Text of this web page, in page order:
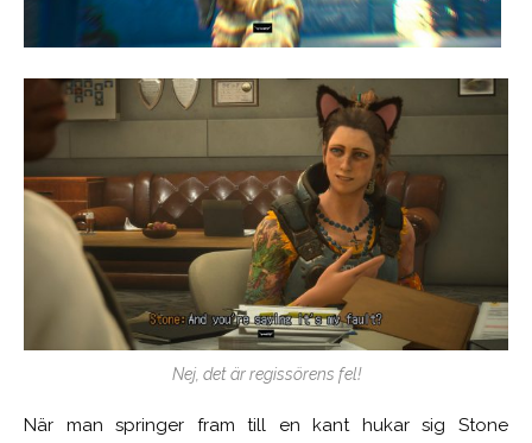
Nej, det är regissörens fel!
När man springer fram till en kant hukar sig Stone